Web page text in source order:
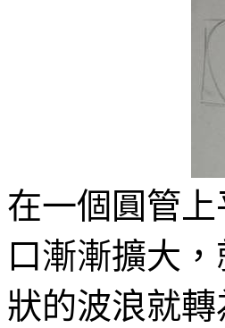
在一個圓管
口漸漸擴大
狀的波浪就